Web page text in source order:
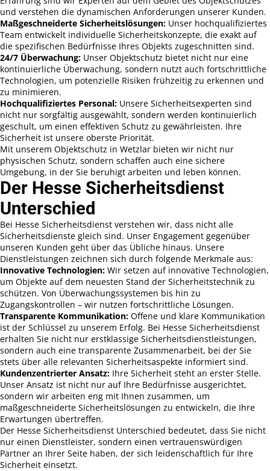
und verstehen die dynamischen Anforderungen unserer Kunden.
Maßgeschneiderte Sicherheitslösungen: Unser hochqualifiziertes
Team entwickelt individuelle Sicherheitskonzepte, die exakt auf
die spezifischen Bedürfnisse Ihres Objekts zugeschnitten sind.
24/7 Überwachung: Unser Objektschutz bietet nicht nur eine
kontinuierliche Überwachung, sondern nutzt auch fortschrittliche
Technologien, um potenzielle Risiken frühzeitig zu erkennen und
zu minimieren.
Hochqualifiziertes Personal: Unsere Sicherheitsexperten sind
nicht nur sorgfältig ausgewählt, sondern werden kontinuierlich
geschult, um einen effektiven Schutz zu gewährleisten. Ihre
Sicherheit ist unsere oberste Priorität.
Mit unserem Objektschutz in Wetzlar bieten wir nicht nur
physischen Schutz, sondern schaffen auch eine sichere
Umgebung, in der Sie beruhigt arbeiten und leben können.
Der Hesse Sicherheitsdienst
Unterschied
Bei Hesse Sicherheitsdienst verstehen wir, dass nicht alle
Sicherheitsdienste gleich sind. Unser Engagement gegenüber
unseren Kunden geht über das Übliche hinaus. Unsere
Dienstleistungen zeichnen sich durch folgende Merkmale aus:
Innovative Technologien: Wir setzen auf innovative Technologien,
um Objekte auf dem neuesten Stand der Sicherheitstechnik zu
schützen. Von Überwachungssystemen bis hin zu
Zugangskontrollen – wir nutzen fortschrittliche Lösungen.
Transparente Kommunikation: Offene und klare Kommunikation
ist der Schlüssel zu unserem Erfolg. Bei Hesse Sicherheitsdienst
erhalten Sie nicht nur erstklassige Sicherheitsdienstleistungen,
sondern auch eine transparente Zusammenarbeit, bei der Sie
stets über alle relevanten Sicherheitsaspekte informiert sind.
Kundenzentrierter Ansatz: Ihre Sicherheit steht an erster Stelle.
Unser Ansatz ist nicht nur auf Ihre Bedürfnisse ausgerichtet,
sondern wir arbeiten eng mit Ihnen zusammen, um
maßgeschneiderte Sicherheitslösungen zu entwickeln, die Ihre
Erwartungen übertreffen.
Der Hesse Sicherheitsdienst Unterschied bedeutet, dass Sie nicht
nur einen Dienstleister, sondern einen vertrauenswürdigen
Partner an Ihrer Seite haben, der sich leidenschaftlich für Ihre
Sicherheit einsetzt.